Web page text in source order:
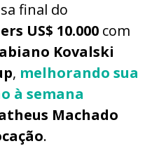
final do
US$ 10.000 com
Kovalski
, melhorando sua
à semana
Machado
.